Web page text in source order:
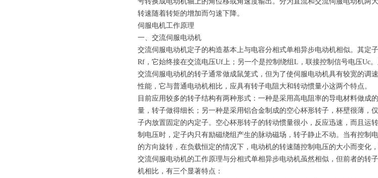
转速随着转矩的增加而匀速下降。
伺服电机工作原理
一、交流伺服电动机
交流伺服电动机定子的构造基本上与电容分相式单相异步电动机相似。其定
Rf，它始终接在交流电压Uf上；另一个是控制绕组L，联接控制信号电压Uc
交流伺服电动机的转子通常做成鼠笼式，但为了使伺服电动机具有较宽的调
性能，它与普通电动机相比，应具有转子电阻大和转动惯量小这两个特点。
目前应用较多的转子结构有两种形式：一种是采用高电阻率的导电材料做成
量，转子做得细长；另一种是采用铝合金制成的空心杯形转子，杯壁很薄，
子内放置固定的内定子。空心杯形转子的转动惯量很小，反应迅速，而且运
制电压时，定子内只有励磁绕组产生的脉动磁场，转子静止不动。当有控制
的方向旋转，在负载恒定的情况下，电动机的转速随控制电压的大小而变化
交流伺服电动机的工作原理与分相式单相异步电动机虽然相似，但前者的转
机相比，有三个显著特点：